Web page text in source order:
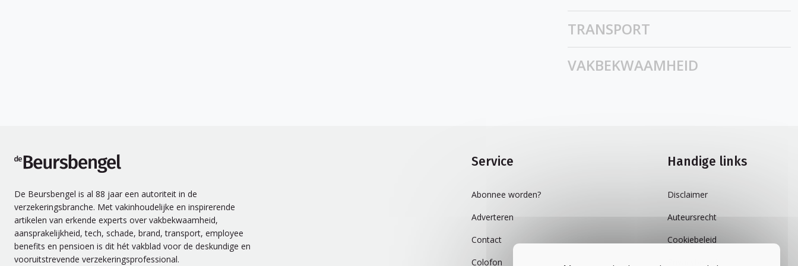
TRANSPORT
VAKBEKWAAMHEID
De Beursbengel is al 88 jaar een autoriteit in de
verzekeringsbranche. Met vakinhoudelijke en inspirerende
artikelen van erkende experts over vakbekwaamheid,
aansprakelijkheid, tech, schade, brand, transport, employee
benefits en pensioen is dit hét vakblad voor de deskundige en
vooruitstrevende verzekeringsprofessional.
Service
Abonnee worden?
Adverteren
Contact
Colofon
Handige links
Disclaimer
Auteursrecht
Cookiebeleid